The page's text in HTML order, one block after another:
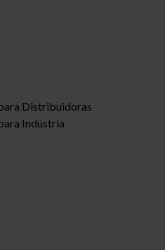
Distribuidoras
Indústria